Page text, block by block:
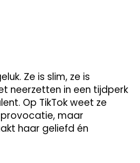
Ze is slim, ze is
neerzetten in een tijdperk
Op TikTok weet ze
maar
haar geliefd én